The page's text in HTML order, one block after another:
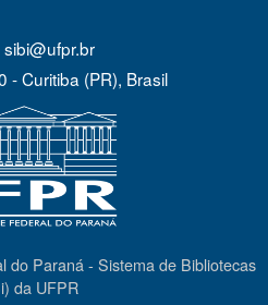
sibi@ufpr.br
- Curitiba (PR), Brasil
do Paraná - Sistema de Bibliotecas
da UFPR